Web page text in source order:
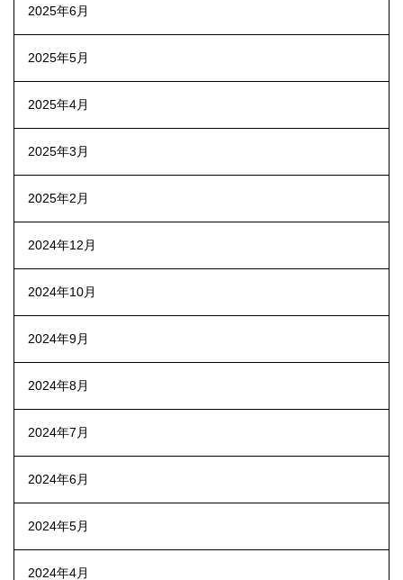
2025年6月
2025年5月
2025年4月
2025年3月
2025年2月
2024年12月
2024年10月
2024年9月
2024年8月
2024年7月
2024年6月
2024年5月
2024年4月